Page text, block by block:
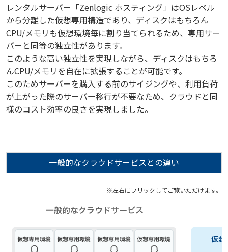
レンタルサーバー「Zenlogic ホスティング」はOSレベル
から分離した仮想専用構造であり、ディスクはもちろん
CPU/メモリも仮想環境毎に割り当てられるため、専用サー
バーと同等の独立性があります。
このような高い独立性を実現しながら、ディスクはもちろ
んCPU/メモリを自在に拡張することが可能です。
このためサーバーを購入する前のサイジングや、利用負荷
が上がった際のサーバー移行が不要なため、クラウドと同
様のコスト効率の良さを実現しました。
一般的なクラウドサービスとの違い